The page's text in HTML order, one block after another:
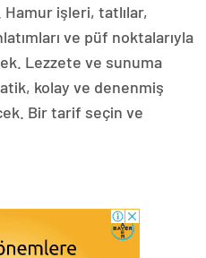
işleri, tatlılar,
ve püf noktalarıyla
Lezzete ve sunuma
kolay ve denenmiş
Bir tarif seçin ve